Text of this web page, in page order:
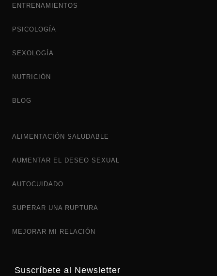
ENTRENAMIENTOS
PSICOLOGÍA
SEXOLOGÍA
NUTRICIÓN
BLOG
ALIMENTACIÓN SALUDABLE
AUMENTAR EL DESEO SEXUAL
AUTOCUIDADO
SUPERAR UNA RUPTURA
MEJORAR MI RELACIÓN
Suscríbete al Newsletter